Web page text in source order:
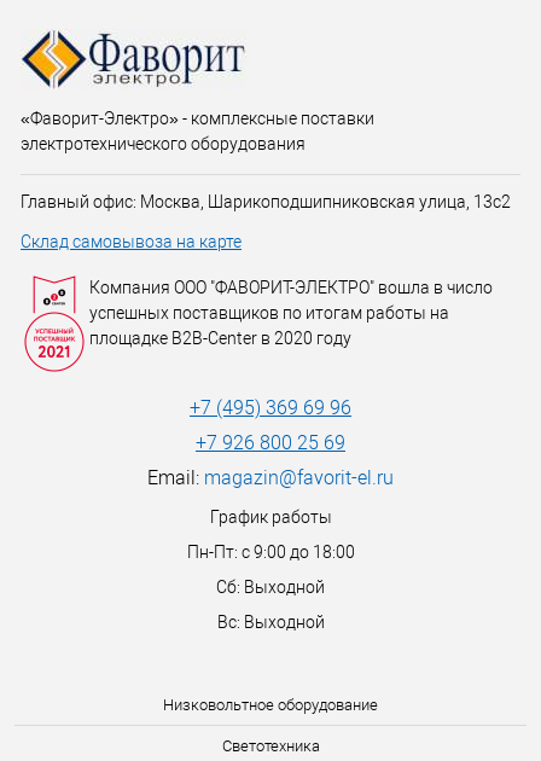
Низковольтное оборудование
Светотехника
«Фаворит-Электро» - комплексные поставки
электротехнического оборудования
Главный офис: Москва, Шарикоподшипниковская улица, 13с2
Склад самовывоза на карте
Компания ООО "ФАВОРИТ-ЭЛЕКТРО" вошла в число
успешных поставщиков по итогам работы на
площадке B2B-Center в 2020 году
+7 (495) 369 69 96
+7 926 800 25 69
Email: magazin@favorit-el.ru
График работы
Пн-Пт: с 9:00 до 18:00
Сб: Выходной
Вс: Выходной